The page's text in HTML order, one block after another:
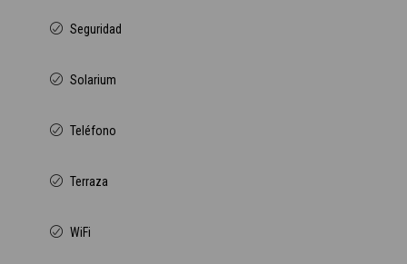
Seguridad
Solarium
Teléfono
Terraza
WiFi